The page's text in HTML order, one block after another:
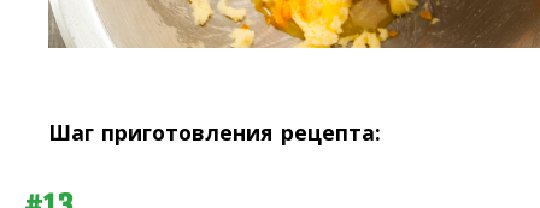
Шаг приготовления рецепта: